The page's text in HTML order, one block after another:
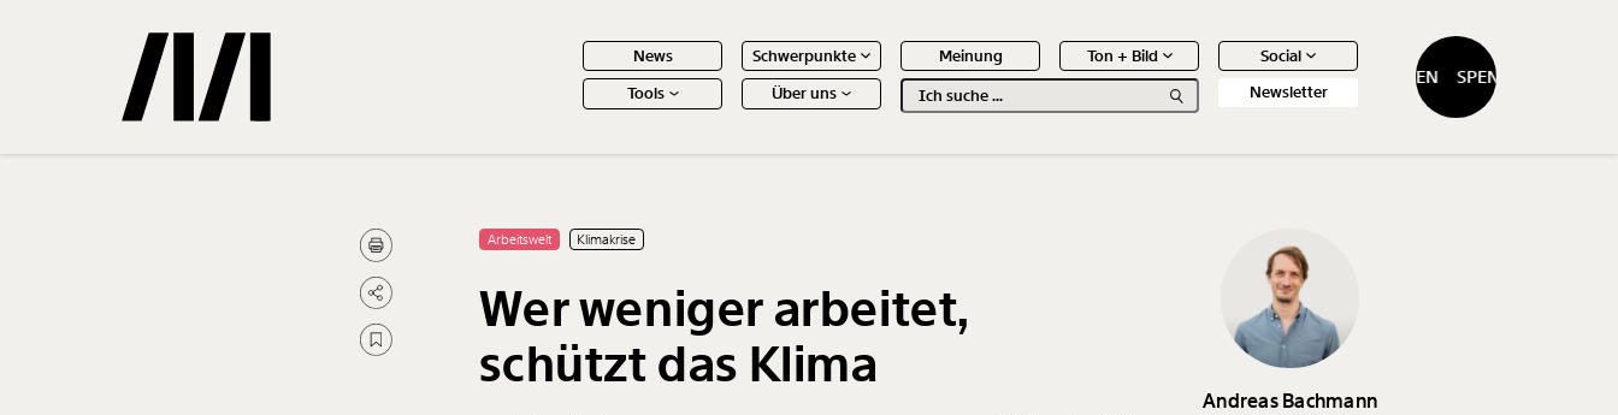
News Schwerpunkte Meinung Ton + Bild
Social
Tools
Über uns Newsletter
SPENDEN SPENDEN
Gemerkte Inhalte
Treffer Artikel
Arbeitswelt Klimakrise
Wer weniger arbeitet,
schützt das Klima
Andreas Bachmann